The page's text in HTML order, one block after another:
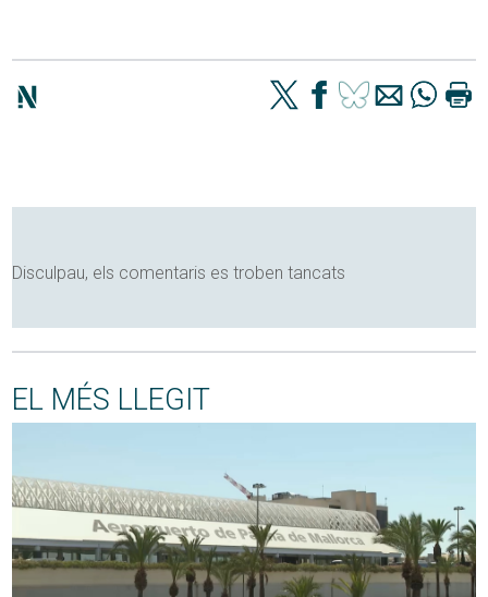
Disculpau, els comentaris es troben tancats
EL MÉS LLEGIT